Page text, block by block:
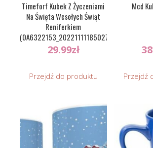
Timeforf Kubek Z Życzeniami
Na Święta Wesołych Świąt
Reniferkiem
(0A6322153_20221111185027)
29.99zł
Przejdź do produktu
Mcd
Przejdź